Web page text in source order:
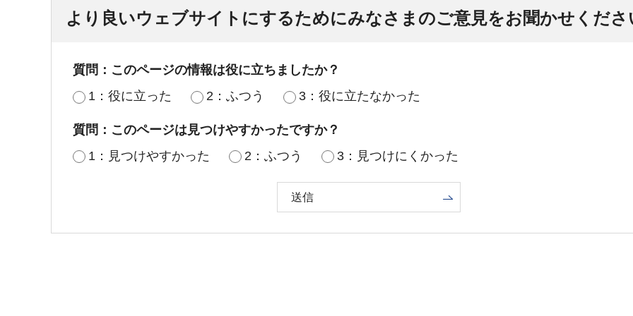
より良いウェブサイトにするためにみなさまのご意見をお聞かせくださ
質問：このページの情報は役に立ちましたか？
1：役に立った
2：ふつう 3：役に立たなかった
質問：このページは見つけやすかったですか？
1：見つけやすかった
2：ふつう 3：見つけにくかった